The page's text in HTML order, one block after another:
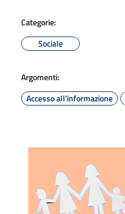
Categorie:
Sociale
Argomenti:
Accesso all'informazione